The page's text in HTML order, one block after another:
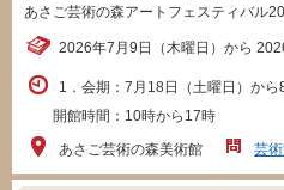
あさご芸術の森アートフェスティバル
2026年7月9日（木曜日）から
1．会期：7月18日（土曜日）から
開館時間：10時から17時
あさご芸術の森美術館
芸